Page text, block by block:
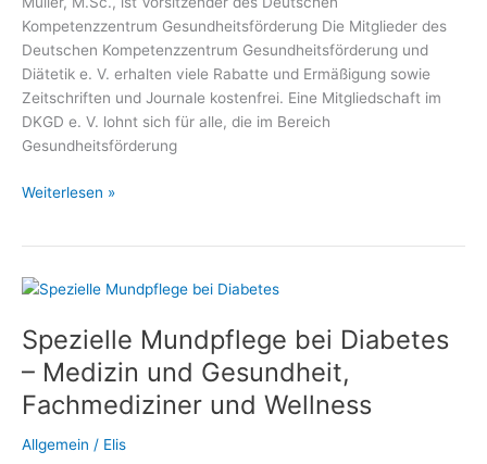
Kompetenzzentrum Gesundheitsförderung Die Mitglieder des
Deutschen Kompetenzzentrum Gesundheitsförderung und
Diätetik e. V. erhalten viele Rabatte und Ermäßigung sowie
Zeitschriften und Journale kostenfrei. Eine Mitgliedschaft im
DKGD e. V. lohnt sich für alle, die im Bereich
Gesundheitsförderung
Gratis,
und
für
Mitglieder
des
Deutschen
Gesundheitsförderung
Weiterlesen »
Spezielle Mundpflege bei Diabetes
– Medizin und Gesundheit,
Fachmediziner und Wellness
Allgemein / Elis